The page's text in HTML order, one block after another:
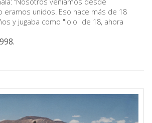
eramos unidos. Eso hace más de 18
y jugaba como "lolo" de 18, ahora
.